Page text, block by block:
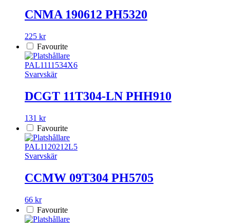
CNMA 190612 PH5320
225 kr
Favourite
PAL1111534X6
Svarvskär
DCGT 11T304-LN PHH910
131 kr
Favourite
PAL1120212L5
Svarvskär
CCMW 09T304 PH5705
66 kr
Favourite